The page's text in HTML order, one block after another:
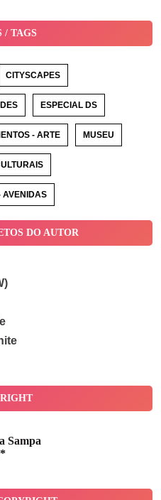
/ TAGS
CITYSCAPES
ESPECIAL DS
- ARTE MUSEU
AVENIDAS
DO AUTOR
Sampa